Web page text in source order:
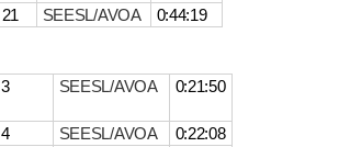
21 SEESL/AVOA 0:44:19
3 SEESL/AVOA 0:21:50
4 SEESL/AVOA
0:22:08